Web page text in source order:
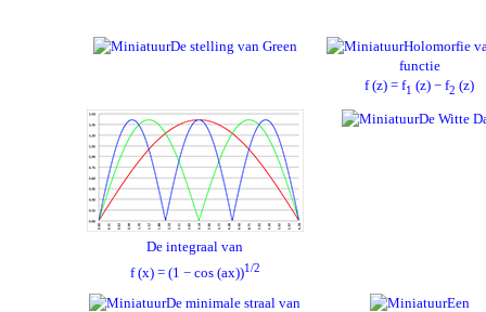
De stelling van Green
Holomorfie
functie
f (z) = f1 (z) − f2 (z)
De integraal van
f (x) = (1 − cos (ax))1/2
De Witte
De minimale straal van
Een